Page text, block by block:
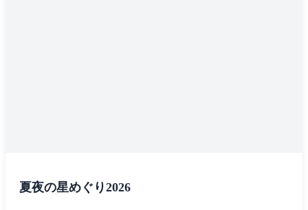
夏夜の星めぐり2026